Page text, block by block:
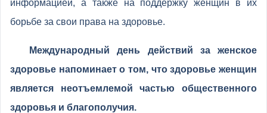
информацией, а также на поддержку женщин в их
борьбе за свои права на здоровье.
Международный день действий за женское
здоровье напоминает о том, что здоровье женщин
является неотъемлемой частью общественного
здоровья и благополучия.